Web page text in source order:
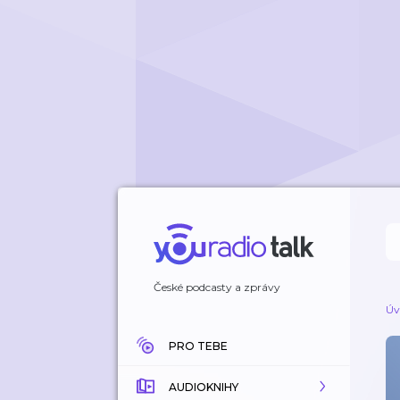
České podcasty a zprávy
PRO TEBE
AUDIOKNIHY